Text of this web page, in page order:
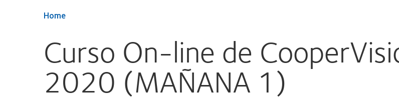
Home
Curso On-line de
2020 (MAÑANA 1)